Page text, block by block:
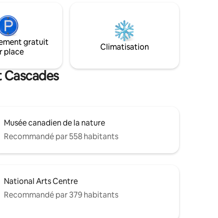
de
station
du
vos vacances d'été : baignade, navigation
de plaisance et pêche.
gratuit
place
Climatisation
Musée canadien de la nature
Recommandé par 558 habitants
National Arts Centre
Recommandé par 379 habitants